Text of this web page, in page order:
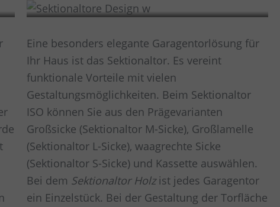
Eine besonders elegante Garagentorlösung für
Ihr Haus ist das Sektionaltor. Es vereint
funktionale Vorteile mit vielen
Gestaltungsmöglichkeiten. Beim Sektionaltor
ISO können Sie aus den Prägevarianten
Großsicke (Sektionaltor M-Sicke), Großlamelle
(Sektionaltor L-Sicke), waagrechte Sicke
(Sektionaltor S-Sicke) und Kassette auswählen.
Bei dem Sektionaltor Holzist jedes Garagentor
ein Einzelstück. Bei der Gestaltung der Torfläche